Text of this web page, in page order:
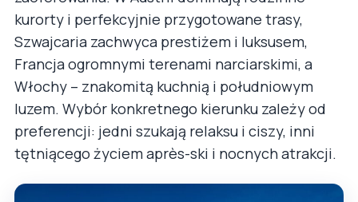
kurorty i perfekcyjnie przygotowane trasy,
Szwajcaria zachwyca prestiżem i luksusem,
Francja ogromnymi terenami narciarskimi, a
Włochy – znakomitą kuchnią i południowym
luzem. Wybór konkretnego kierunku zależy od
preferencji: jedni szukają relaksu i ciszy, inni
tętniącego życiem après-ski i nocnych atrakcji.